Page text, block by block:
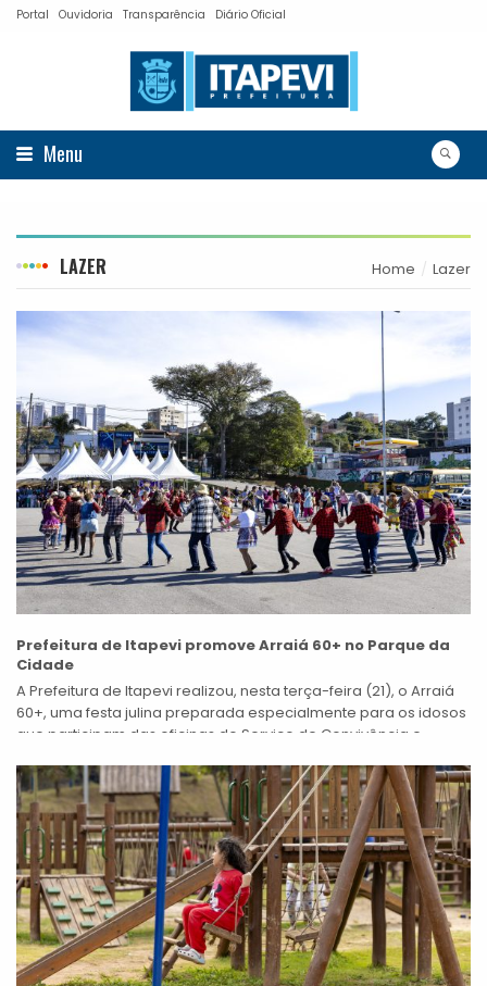
Portal Ouvidoria Transparência Diário Oficial
Menu
LAZER Home Lazer
Prefeitura de Itapevi promove Arraiá 60+ no Parque da
Cidade
A Prefeitura de Itapevi realizou, nesta terça-feira (21), o Arraiá
60+, uma festa julina preparada especialmente para os idosos
que participam das oficinas do Serviço de Convivência e